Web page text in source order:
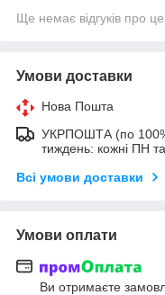
Ще немає відгуків про
Умови доставки
Нова Пошта
УКРПОШТА (по 100%
тиждень: кожні
Всі умови доставки
Умови оплати
Ви отримаєте